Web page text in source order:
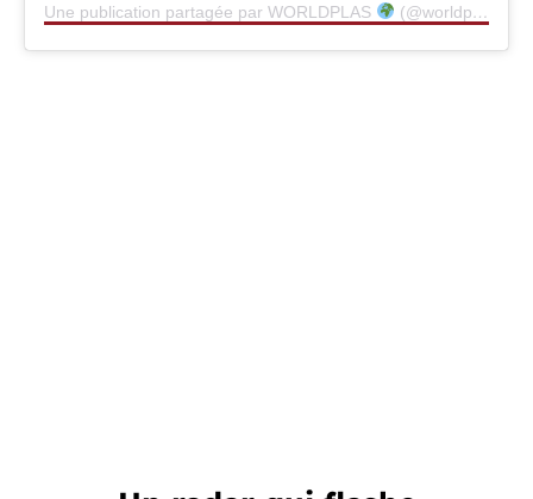
Une publication partagée par WORLDPLAS (@worldplas.co)